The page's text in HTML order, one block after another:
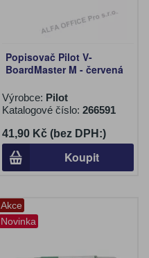
Popisovač Pilot V-
BoardMaster M - červená
Výrobce: Pilot
Katalogové číslo: 266591
41,90 Kč (bez DPH:)
Koupit
Akce
Novinka